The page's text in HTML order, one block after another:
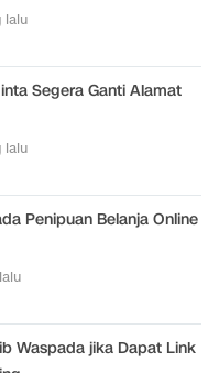
lalu
Segera Ganti Alamat
lalu
Penipuan Belanja Online
Waspada jika Dapat Link